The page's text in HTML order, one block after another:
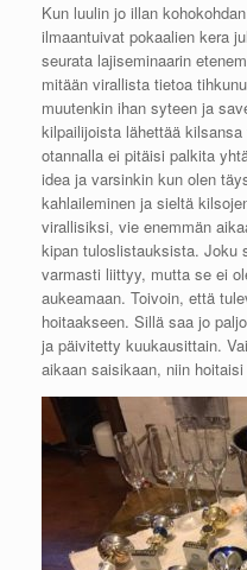
Kun luulin jo illan
ilmaantuivat pokaalien kera
seurata lajiseminaarin
mitään virallista tietoa
muutenkin ihan syteen ja
kilpailijoista lähettää
otannalla ei pitäisi palkita
idea ja varsinkin kun olen
kahlaileminen ja sieltä
virallisiksi, vie enemmän
kipan tuloslistauksista. Joku
varmasti liittyy, mutta se ei
aukeamaan. Toivoin, että
hoitaakseen. Sillä saa jo
ja päivitetty kuukausittain.
aikaan saisikaan, niin